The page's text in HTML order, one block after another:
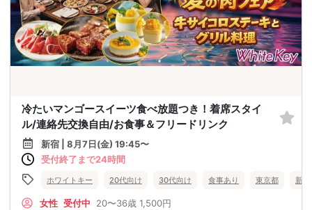
冷たいマンゴースイーツ食べ放題つき！着席スタイ
ル/連絡先交換自由/お食事＆フリードリンク
新宿 | 8月7日(金) 19:45〜
受付終了まで24時間
ホワイトキー 20代向け 30代向け 食事あり 東京都 新宿
女性 受付中 20〜36歳 1,500円